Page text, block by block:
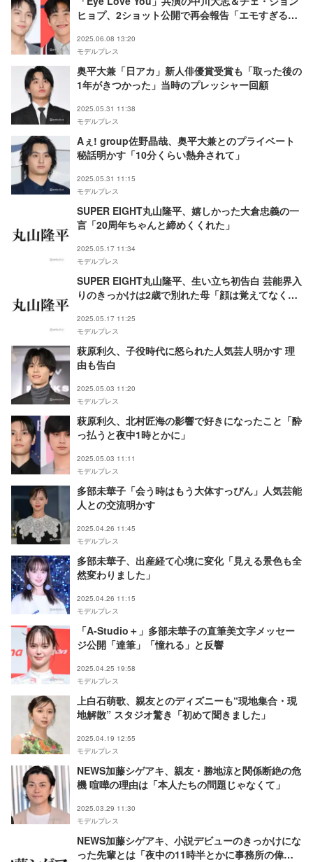
ヒョプ、2ショット公開で再会報告「エモすぎる」
2025.06.08 13:20
モデルプレス
奥平大兼「日アカ」新人俳優賞受賞も「取った後の
1年がきつかった」当時のプレッシャー回顧
2025.05.31 11:38
モデルプレス
Aぇ! group佐野晶哉、奥平大兼とのプライベート
秘話明かす「10分くらい熱弁されて」
2025.05.31 11:15
モデルプレス
SUPER EIGHT丸山隆平、嬉しかった大倉忠義の一
言「20周年ちゃんと締めくくれた」
2025.05.17 11:34
モデルプレス
SUPER EIGHT丸山隆平、生い立ち初告白 芸能界入
りのきっかけは2歳で別れた母「顔は覚えてなく
2025.05.17 11:25
モデルプレス
萩原利久、子役時代に怒られた人気芸人明かす 理
由も告白
2025.05.03 11:20
モデルプレス
萩原利久、北村匠海の影響で好きになったこと「酔
っ払うと夜中1時とかに」
2025.05.03 11:11
モデルプレス
多部未華子「会う時はもう大体すっぴん」人気芸能
人との交流明かす
2025.04.26 11:45
モデルプレス
多部未華子、出産経て心境に変化「見える景色も全
然変わりました」
2025.04.26 11:15
モデルプレス
「A-Studio＋」多部未華子の直筆美文字メッセー
ジ公開「達筆」「憧れる」と反響
2025.04.25 19:58
モデルプレス
上白石萌歌、親友とのディズニーも“現地集合・現
地解散” スタジオ驚き「初めて聞きました」
2025.04.19 12:55
モデルプレス
NEWS加藤シゲアキ、親友・勝地涼と関係断絶の危
機 喧嘩の理由は「本人たちの問題じゃなくて」
2025.03.29 11:30
モデルプレス
NEWS加藤シゲアキ、小説デビューのきっかけにな
った先輩とは「夜中の11時半とかに事務所の偉い